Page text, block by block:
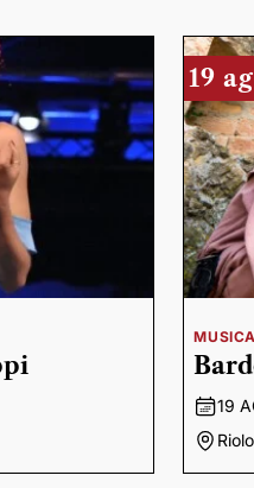
19
MUSICA
19